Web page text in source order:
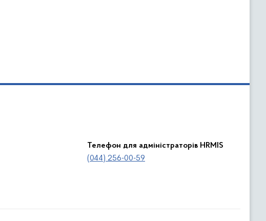
Телефон для адміністраторів HRMIS
(044) 256-00-59